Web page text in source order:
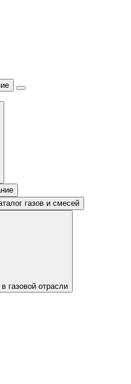
газов и смесей
газовой отрасли